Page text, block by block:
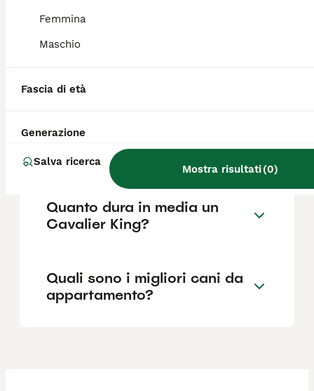
Femmina
Maschio
Fascia di età
Generazione
Salva ricerca
Mostra risultati(0)
dell'allevatore e la posizione.
prendere un Cavalier King?
Quali sono i difetti del
Cavalier King?
Quanto dura in media un
Cavalier King?
Quali sono i migliori cani da
appartamento?